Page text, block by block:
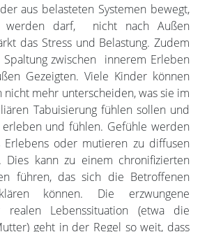
aus belasteten Systemen bewegt,
werden darf, nicht nach Außen
das Stress und Belastung. Zudem
zwischen innerem Erleben
Gezeigten. Viele Kinder können
mehr unterscheiden, was sie im
Tabuisierung fühlen sollen und
erleben und fühlen. Gefühle werden
Erlebens oder mutieren zu diffusen
Dies kann zu einem chronifizierten
führen, das sich die Betroffenen
können. Die erzwungene
realen Lebenssituation (etwa die
geht in der Regel so weit, dass